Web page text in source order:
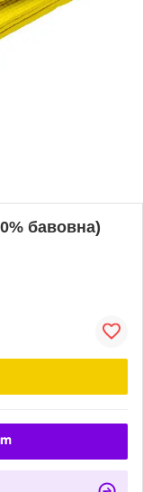
бавовна)